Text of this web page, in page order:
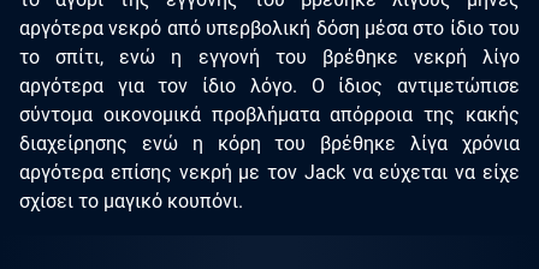
αργότερα νεκρό από υπερβολική δόση μέσα στο ίδιο του
το σπίτι, ενώ η εγγονή του βρέθηκε νεκρή λίγο
αργότερα για τον ίδιο λόγο. Ο ίδιος αντιμετώπισε
σύντομα οικονομικά προβλήματα απόρροια της κακής
διαχείρησης ενώ η κόρη του βρέθηκε λίγα χρόνια
αργότερα επίσης νεκρή με τον Jack να εύχεται να είχε
σχίσει το μαγικό κουπόνι.